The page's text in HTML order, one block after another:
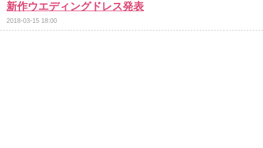
新作ウエディングドレス発表
2018-03-15 18:00